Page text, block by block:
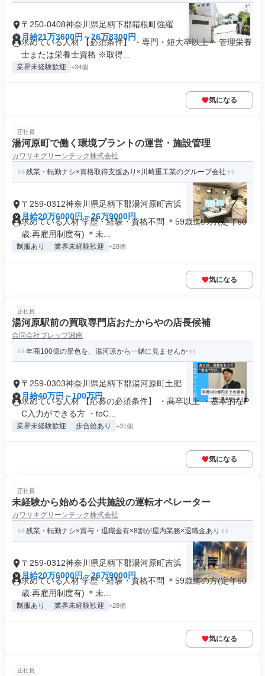
〒250-0408神奈川県足柄下郡箱根町強羅
月給21万3600円～26万8300円
求めている人材 【必須条件】 ・専門・短大卒以上 ・管理栄養
士または栄養士資格 ※取得...
業界未経験歓迎 +34個
気になる
正社員
湯河原町で働く環境プラントの運営・施設管理
カワサキグリーンテック株式会社
残業・転勤ナシ×資格取得支援あり×川崎重工業のグループ会社
〒259-0312神奈川県足柄下郡湯河原町吉浜
月給20万6000円～26万9000円
求めている人材 学歴・経験・資格不問 ＊59歳迄の方(定年60
歳:再雇用制度有) ＊未...
制服あり 業界未経験歓迎 +28個
気になる
正社員
湯河原駅前の買取専門店おたからやの店長候補
合同会社プレップ湘南
年商100億の景色を、湯河原から一緒に見ませんか
〒259-0303神奈川県足柄下郡湯河原町土肥
月給40万円～100万円
求めている人材 【応募の必須条件】 ・高卒以上 ・基本的なP
C入力ができる方 ・toC...
業界未経験歓迎 歩合給あり +31個
気になる
正社員
未経験から始める公共施設の運転オペレーター
カワサキグリーンテック株式会社
残業・転勤ナシ×賞与・退職金有×8割が屋内業務×退職金あり
〒259-0312神奈川県足柄下郡湯河原町吉浜
月給20万6000円～26万9000円
求めている人材 学歴・経験・資格不問 ＊59歳迄の方(定年60
歳:再雇用制度有) ＊未...
制服あり 業界未経験歓迎 +28個
気になる
正社員